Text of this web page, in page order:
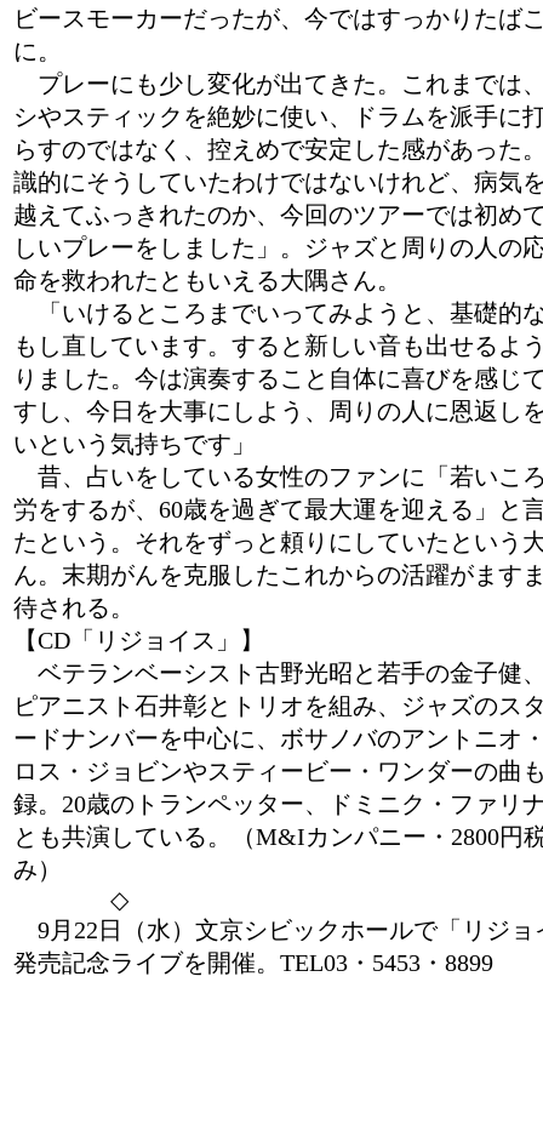
ビースモーカーだったが、今ではすっかりたば
に。
プレーにも少し変化が出てきた。これまでは
シやスティックを絶妙に使い、ドラムを派手に
らすのではなく、控えめで安定した感があった
識的にそうしていたわけではないけれど、病気
越えてふっきれたのか、今回のツアーでは初め
しいプレーをしました」。ジャズと周りの人の
命を救われたともいえる大隅さん。
「いけるところまでいってみようと、基礎的
もし直しています。すると新しい音も出せるよ
りました。今は演奏すること自体に喜びを感じ
すし、今日を大事にしよう、周りの人に恩返し
いという気持ちです」
昔、占いをしている女性のファンに「若いこ
労をするが、60歳を過ぎて最大運を迎える」と
たという。それをずっと頼りにしていたという
ん。末期がんを克服したこれからの活躍がます
待される。
【CD「リジョイス」】
ベテランベーシスト古野光昭と若手の金子健
ピアニスト石井彰とトリオを組み、ジャズのス
ードナンバーを中心に、ボサノバのアントニオ
ロス・ジョビンやスティービー・ワンダーの曲
録。20歳のトランペッター、ドミニク・ファリ
とも共演している。（M&Iカンパニー・2800円
み）
◇
9月22日（水）文京シビックホールで「リジョ
発売記念ライブを開催。TEL03・5453・8899